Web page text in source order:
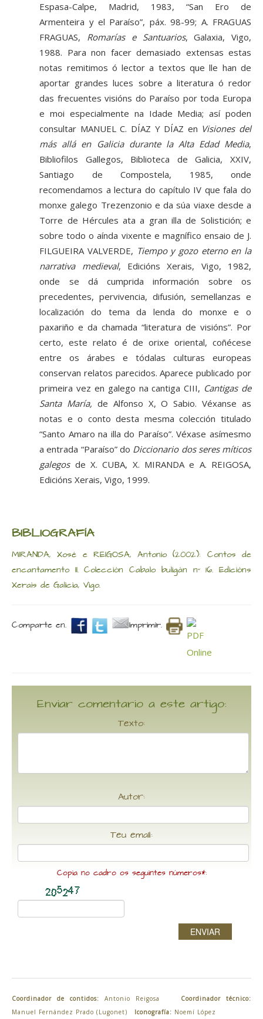
Espasa-Calpe, Madrid, 1983, “San Ero de
Armenteira y el Paraíso”, páx. 98-99; A. FRAGUAS
FRAGUAS, Romarías e Santuarios, Galaxia, Vigo,
1988. Para non facer demasiado extensas estas
notas remitimos ó lector a textos que lle han de
aportar grandes luces sobre a literatura ó redor
das frecuentes visións do Paraíso por toda Europa
e moi especialmente na Idade Media; así poden
consultar MANUEL C. DÍAZ Y DÍAZ en Visiones del
más allá en Galicia durante la Alta Edad Media,
Bibliofilos Gallegos, Biblioteca de Galicia, XXIV,
Santiago de Compostela, 1985, onde
recomendamos a lectura do capítulo IV que fala do
monxe galego Trezenzonio e da súa viaxe desde a
Torre de Hércules ata a gran illa de Solistición; e
sobre todo o aínda vixente e magnífico ensaio de J.
FILGUEIRA VALVERDE, Tiempo y gozo eterno en la
narrativa medieval, Edicións Xerais, Vigo, 1982,
onde se dá cumprida información sobre os
precedentes, pervivencia, difusión, semellanzas e
localización do tema da lenda do monxe e o
paxariño e da chamada “literatura de visións”. Por
certo, este relato é de orixe oriental, coñécese
entre os árabes e tódalas culturas europeas
conservan relatos parecidos. Aparece publicado por
primeira vez en galego na cantiga CIII, Cantigas de
Santa María, de Alfonso X, O Sabio. Véxanse as
notas e o conto desta mesma colección titulado
“Santo Amaro na illa do Paraíso”. Véxase asímesmo
a entrada “Paraíso” do Diccionario dos seres míticos
galegosde X. CUBA, X. MIRANDA e A. REIGOSA,
Edicións Xerais, Vigo, 1999.
BIBLIOGRAFÍA
MIRANDA, Xosé e REIGOSA, Antonio (2002): Contos de
encantamento II. Colección Cabalo buligán nº 16. Edicións
Xerais de Galicia, Vigo.
Comparte en. Imprimir.
Enviar comentario a este artigo:
Texto:
Autor:
Teu email:
Copia no cadro os seguintes números*:
ENVIAR
Coordinador de contidos: Antonio Reigosa Coordinador técnico:
Manuel Fernández Prado (Lugonet) Iconografía: Noemí López